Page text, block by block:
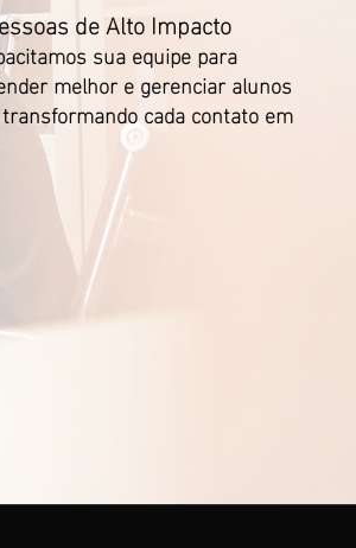
de Alto Impacto
sua equipe para
melhor e gerenciar alunos
cada contato em